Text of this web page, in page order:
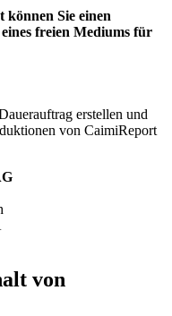
Sie einen
freien Mediums für
erstellen und
von CaimiReport
von